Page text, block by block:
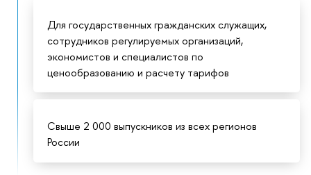
Для государственных гражданских служащих,
сотрудников регулируемых организаций,
экономистов и специалистов по
ценообразованию и расчету тарифов
Свыше 2 000 выпускников из всех регионов
России